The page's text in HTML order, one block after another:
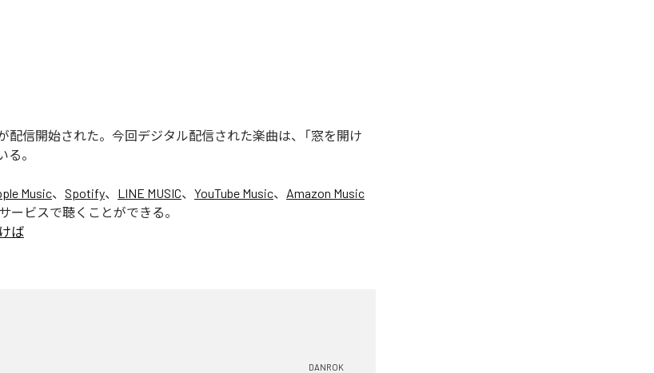
が配信開始された。今回デジタル配信された楽曲は、「窓を開け
る。
Music、 Spotify、 LINE MUSIC、 YouTube Music、 Amazon Music
ービスで聴くことができる。
ば
DANROK